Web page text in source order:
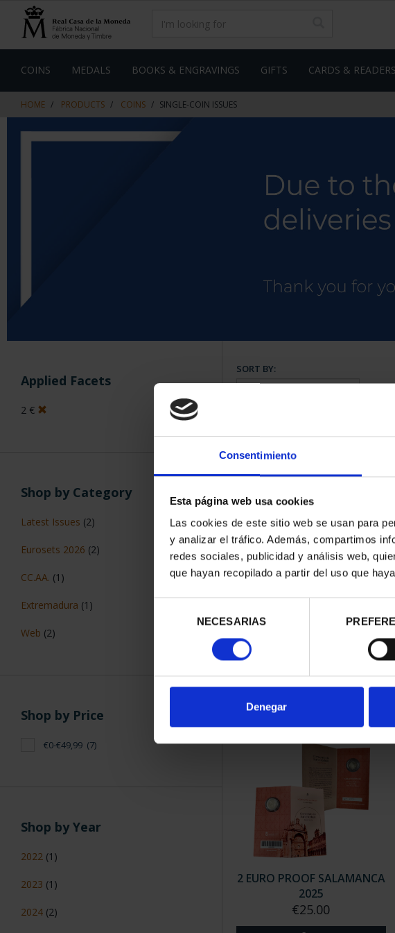
Consentimiento
Esta página web usa cookies
Las cookies de este sitio web se usan para
y analizar el tráfico. Además, compartimos
redes sociales, publicidad y análisis web,
que hayan recopilado a partir del uso que
consentimiento
NECESARIAS
Denegar
content
navigation
menu
COINS MEDALS BOOKS & ENGRAVINGS GIFTS CARDS & READERS
HOME PRODUCTS COINS SINGLE-COIN ISSUES
Applied Facets
2 €
Shop by Category
Latest Issues (2)
Eurosets 2026 (2)
CC.AA. (1)
Extremadura (1)
Web (2)
Shop by Price
€0-€49,99 (7)
Shop by Year
2022 (1)
2023 (1)
2024 (2)
SORT BY:
2 EURO PROOF ERASMUS
2 EURO PROOF SALAMANCA
2025
€25.00